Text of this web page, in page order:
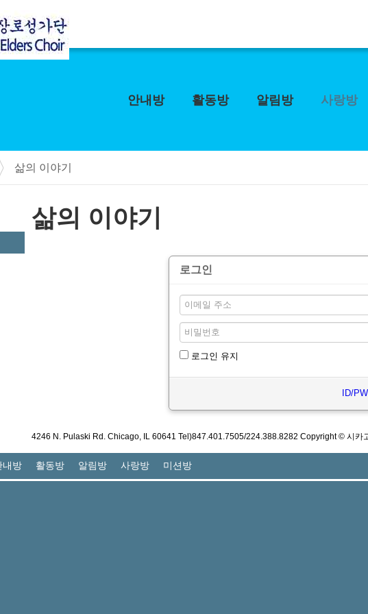
안내방 활동방 알림방 사랑방
삶의 이야기
삶의 이야기
로그인
로그인 유지
ID/
4246 N. Pulaski Rd. Chicago, IL 60641 Tel)847.401.7505/224.388.8282 Copyright © 시카
내방 활동방 알림방 사랑방 미션방